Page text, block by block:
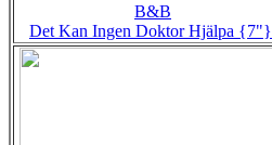
B&B
Det Kan Ingen Doktor Hjälpa {7"}